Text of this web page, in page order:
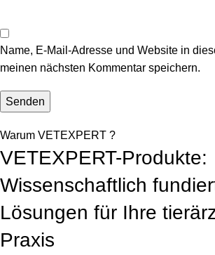
Name, E-Mail-Adresse und Website in
meinen nächsten Kommentar speichern.
Warum VETEXPERT ?
VETEXPERT-Produkte:
Wissenschaftlich
Lösungen für Ihre
Praxis